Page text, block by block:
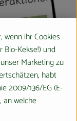
wenn ihr Cookies
Kekse!) und
Marketing zu
habt
2009/136/EG (E-
an welche